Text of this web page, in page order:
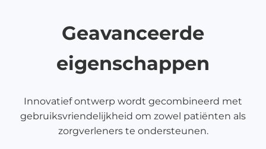
Geavanceerde
eigenschappen
Innovatief ontwerp wordt gecombineerd met
gebruiksvriendelijkheid om zowel patiënten als
zorgverleners te ondersteunen.